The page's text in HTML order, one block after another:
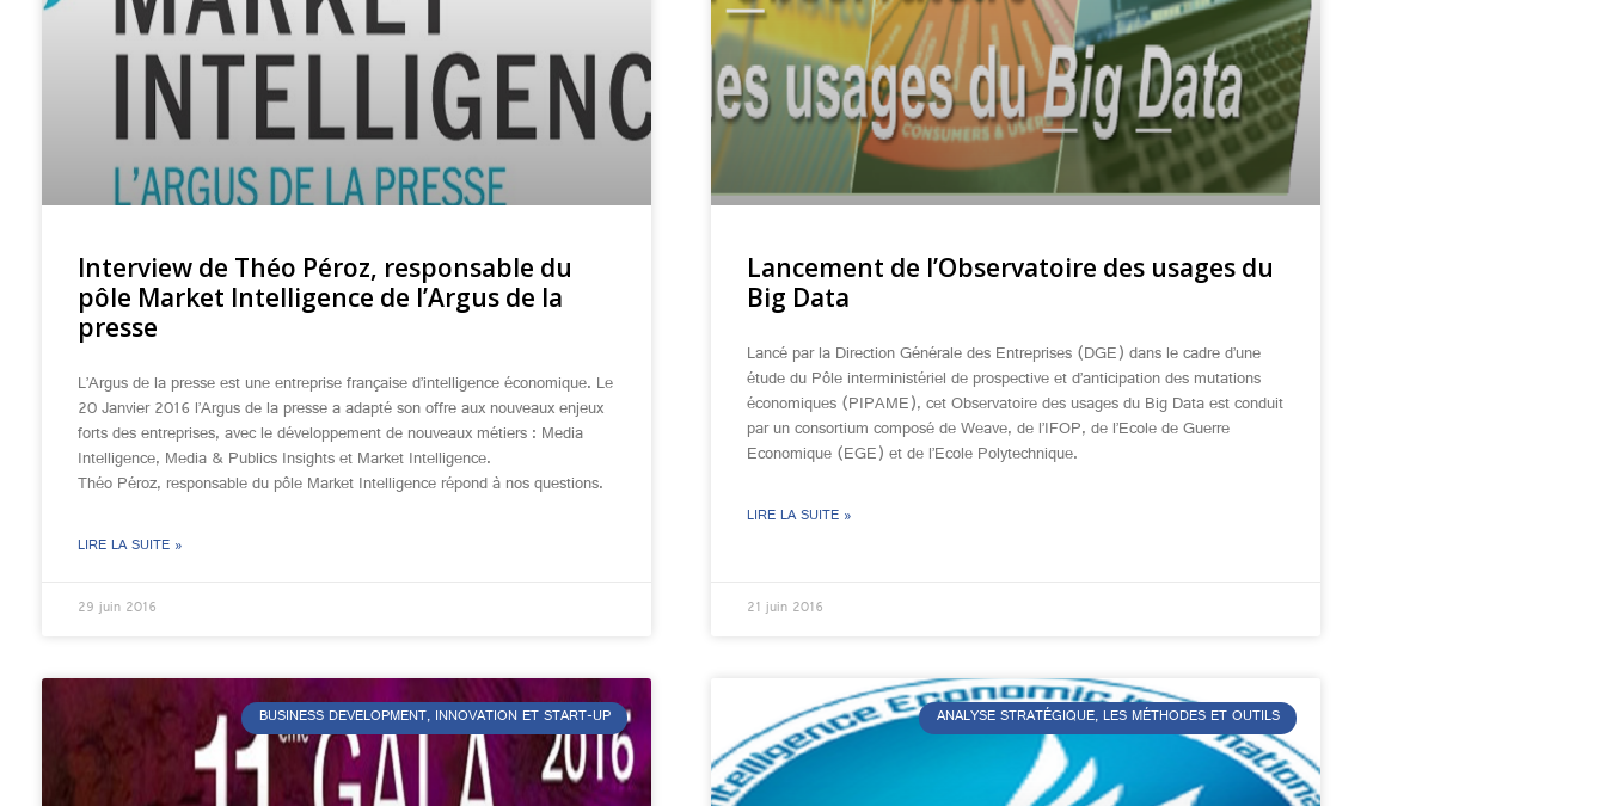
Interview de Théo Péroz, responsable du
pôle Market Intelligence de l’Argus de la
presse
L’Argus de la presse est une entreprise française d’intelligence économique. Le
20 Janvier 2016 l’Argus de la presse a adapté son offre aux nouveaux enjeux
forts des entreprises, avec le développement de nouveaux métiers : Media
Intelligence, Media & Publics Insights et Market Intelligence.
Théo Péroz, responsable du pôle Market Intelligence répond à nos questions.
LIRE LA SUITE »
29 juin 2016
Lancement de l’Observatoire des usages du
Big Data
Lancé par la Direction Générale des Entreprises (DGE) dans le cadre d’une
étude du Pôle interministériel de prospective et d’anticipation des mutations
économiques (PIPAME), cet Observatoire des usages du Big Data est conduit
par un consortium composé de Weave, de l’IFOP, de l’Ecole de Guerre
Economique (EGE) et de l’Ecole Polytechnique.
LIRE LA SUITE »
21 juin 2016
BUSINESS DEVELOPMENT, INNOVATION ET START-UP ANALYSE STRATÉGIQUE, LES MÉTHODES ET OUTILS